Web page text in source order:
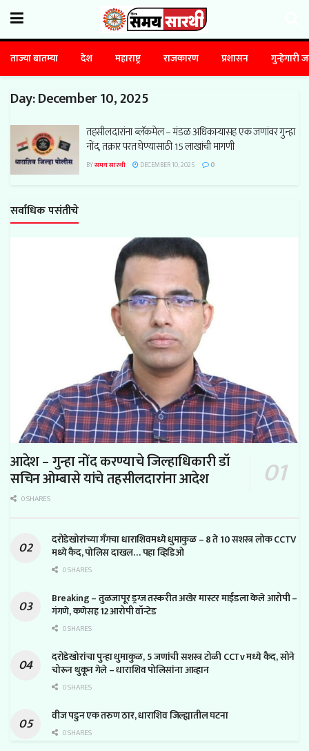
ताज्या बातम्या देश महाराष्ट्र राजकारण प्रशासन गुन्हेगारी
Day:December 10, 2025
तहसीलदारांना ब्लॅकमेल – मंडळ अधिकाऱ्यासह एक जणांवर गुन्हा
नोंद, तक्रार परत घेण्यासाठी 15 लाखांची मागणी
BYसमय सारथी DECEMBER 10, 2025 0
सर्वाधिक पसंतीचे
आदेश – गुन्हा नोंद करण्याचे जिल्हाधिकारी डॉ
सचिन ओम्बासे यांचे तहसीलदारांना आदेश
0 SHARES
दरोडेखोरांच्या गँगचा धाराशिवमध्ये धुमाकुळ – 8 ते 10 सशस्त्र लोक CCTV
मध्ये कैद, पोलिस दाखल… पहा व्हिडिओ
0 SHARES
Breaking – तुळजापूर ड्रग्ज तस्करीत अखेर मास्टर माईंडला केले आरोपी –
गंगणे, कणेसह 12 आरोपी वॉन्टेड
0 SHARES
दरोडेखोरांचा पुन्हा धुमाकुळ, 5 जणांची सशस्त्र टोळी CCTv मध्ये कैद, सोने
चोरून थुकून गेले – धाराशिव पोलिसांना आव्हान
0 SHARES
वीज पडुन एक तरुण ठार, धाराशिव जिल्ह्यातील घटना
0 SHARES